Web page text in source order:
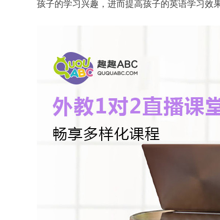
孩子的学习兴趣，进而提高孩子的英语学习效